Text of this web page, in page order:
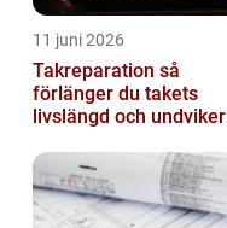
11 juni 2026
Takreparation så
förlänger du takets
livslängd och undviker